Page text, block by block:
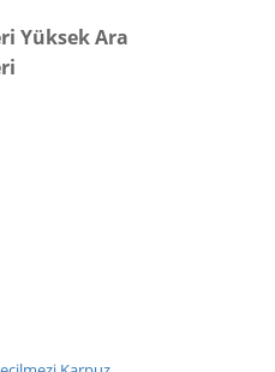
Yüksek Ara